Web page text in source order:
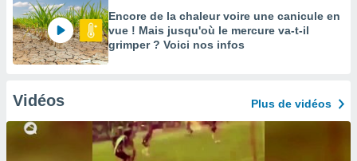
Encore de la chaleur voire une canicule en
vue ! Mais jusqu'où le mercure va-t-il
grimper ? Voici nos infos
Vidéos Plus de vidéos